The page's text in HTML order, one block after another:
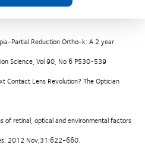
Partial Reduction Ortho-k: A 2 year
Science, Vol 90, No 6 P530-539
Contact Lens Revolution? The Optician
of retinal, optical and environmental factors
2012 Nov;31:622-660.